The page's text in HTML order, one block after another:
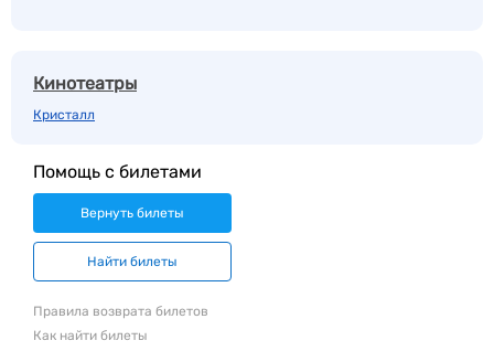
Кинотеатры
Кристалл
Помощь с билетами
Вернуть билеты
Найти билеты
Правила возврата билетов
Как найти билеты